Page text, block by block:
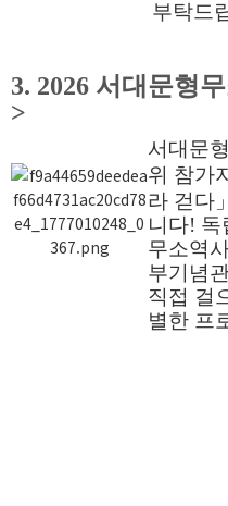
부탁드
3. 2026 서대문형
>
서대문
위 참가
라 걷다
니다! 독
무소역
부기념
직접 걸
별한 프